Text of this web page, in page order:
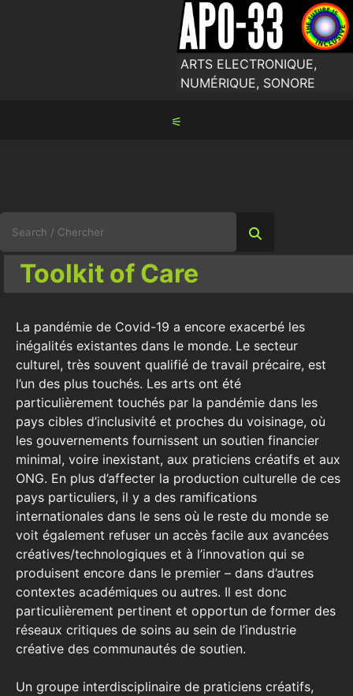
ARTS ELECTRONIQUE,
NUMÉRIQUE, SONORE
⚟
for:
Toolkit of Care
La pandémie de Covid-19 a encore exacerbé les
inégalités existantes dans le monde. Le secteur
culturel, très souvent qualifié de travail précaire, est
l’un des plus touchés. Les arts ont été
particulièrement touchés par la pandémie dans les
pays cibles d’inclusivité et proches du voisinage, où
les gouvernements fournissent un soutien financier
minimal, voire inexistant, aux praticiens créatifs et aux
ONG. En plus d’affecter la production culturelle de ces
pays particuliers, il y a des ramifications
internationales dans le sens où le reste du monde se
voit également refuser un accès facile aux avancées
créatives/technologiques et à l’innovation qui se
produisent encore dans le premier – dans d’autres
contextes académiques ou autres. Il est donc
particulièrement pertinent et opportun de former des
réseaux critiques de soins au sein de l’industrie
créative des communautés de soutien.
Un groupe interdisciplinaire de praticiens créatifs,